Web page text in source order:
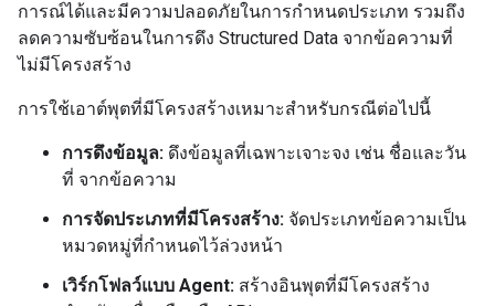
การณ์ได้และมีความปลอดภัยในการกำหนดประเภท รวมถึง
ลดความซับซ้อนในการดึง Structured Data จากข้อความที่
ไม่มีโครงสร้าง
การใช้เอาต์พุตที่มีโครงสร้างเหมาะสำหรับกรณีต่อไปนี้
การดึงข้อมูล: ดึงข้อมูลที่เฉพาะเจาะจง เช่น ชื่อและวัน
ที่ จากข้อความ
การจัดประเภทที่มีโครงสร้าง: จัดประเภทข้อความเป็น
หมวดหมู่ที่กำหนดไว้ล่วงหน้า
เวิร์กโฟลว์แบบ Agent: สร้างอินพุตที่มีโครงสร้าง